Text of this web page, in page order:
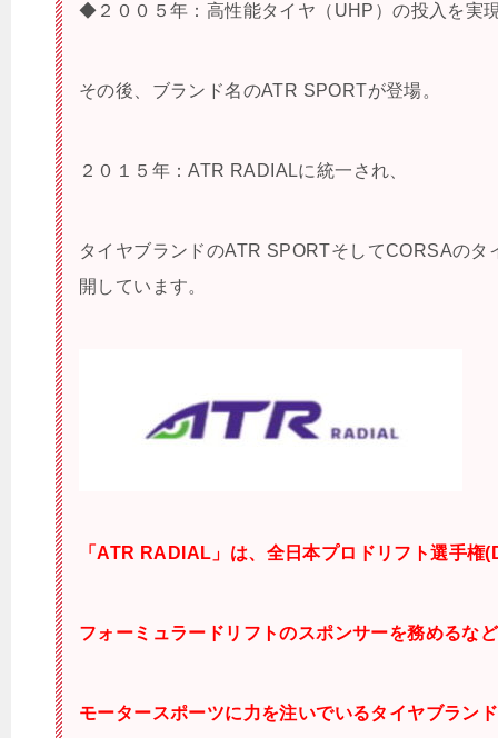
◆２００５年：高性能タイヤ（UHP）の投入を実
その後、ブランド名のATR SPORTが登場。
２０１５年：ATR RADIALに統一され、
タイヤブランドのATR SPORTそしてCORSAのタ
開しています。
「ATR RADIAL」は、全日本プロドリフト選手権
フォーミュラードリフトのスポンサーを務めるな
モータースポーツに力を注いでいるタイヤブラン